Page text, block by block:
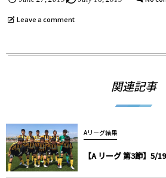
Leave a comment
関連記事
Aリーグ結果
【A リーグ 第3節】5/